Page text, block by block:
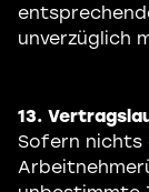
unverzüglich
13.
Sofern